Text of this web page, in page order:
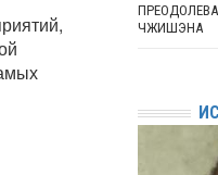
ЧЖИШЭНА